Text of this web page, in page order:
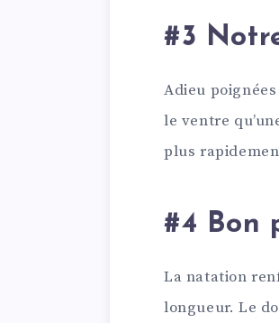
#3
Adieu
le ventre
plus
#4 Bon
La natation
longueur. Le